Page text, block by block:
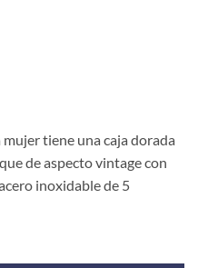
tiene una caja dorada
de aspecto vintage con
inoxidable de 5